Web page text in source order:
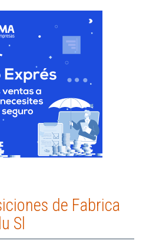
de Fabrica
Sl